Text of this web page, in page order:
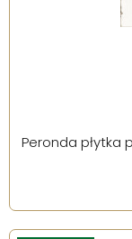
Peronda płytka